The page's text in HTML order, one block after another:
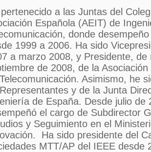
a las Juntas del
Española (AEIT) de
donde
1999 a 2006. Ha sido
a marzo 2008, y Presidente,
de 2008, de la
Asimismo, he
y de la Junta
de España. Desde julio de
el cargo de Subdirector
y Seguimiento en el
Ha sido presidente del
MTT/AP del IEEE desde